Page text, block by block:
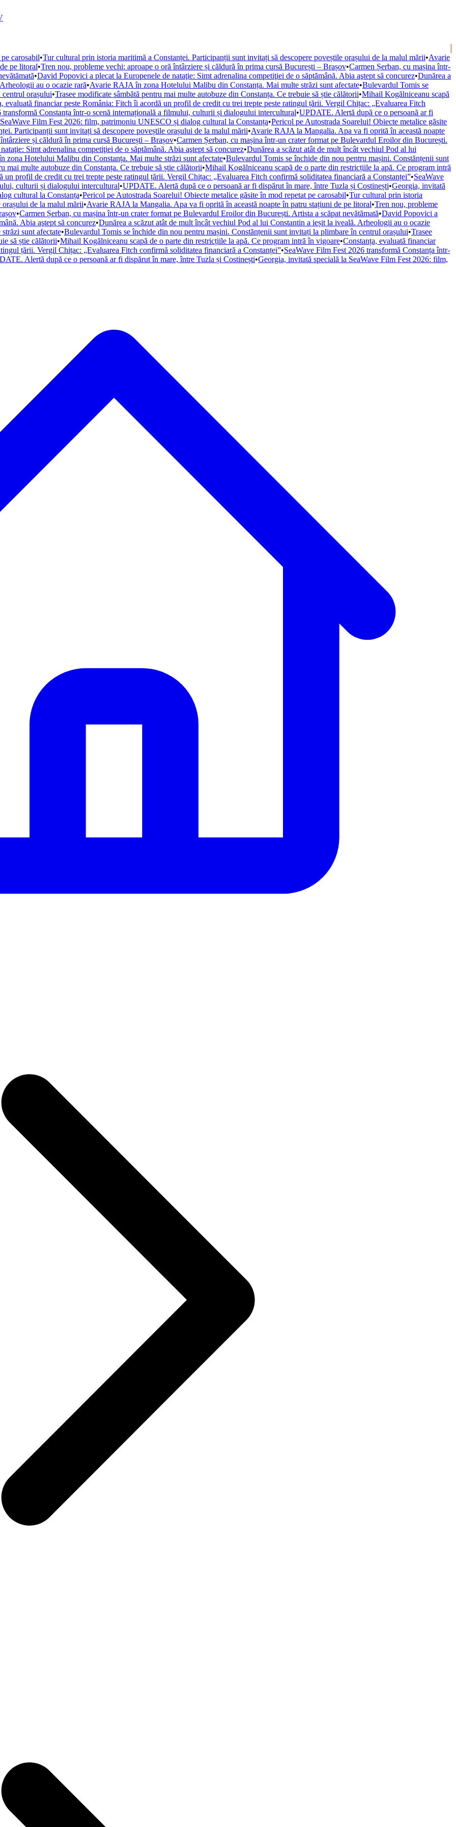
carosabil•Tur cultural prin istoria maritimă a Constanței. Participanții sunt invitați să descopere poveștile orașului de la malul mării•Avarie
pe litoral•Tren nou, probleme vechi: aproape o oră întârziere și căldură în prima cursă București – Brașov•Carmen Șerban, cu mașina într-
•David Popovici a plecat la Europenele de nataţie: Simt adrenalina competiţiei de o săptămână. Abia aştept să concurez•Dunărea a
au o ocazie rară•Avarie RAJA în zona Hotelului Malibu din Constanța. Mai multe străzi sunt afectate•Bulevardul Tomis se
orașului•Trasee modificate sâmbătă pentru mai multe autobuze din Constanța. Ce trebuie să știe călătorii•Mihail Kogălniceanu scapă
evaluată financiar peste România: Fitch îi acordă un profil de credit cu trei trepte peste ratingul țării. Vergil Chițac: „Evaluarea Fitch
transformă Constanța într-o scenă internațională a filmului, culturii și dialogului intercultural•UPDATE. Alertă după ce o persoană ar fi
Film Fest 2026: film, patrimoniu UNESCO și dialog cultural la Constanța•Pericol pe Autostrada Soarelui! Obiecte metalice găsite
Participanții sunt invitați să descopere poveștile orașului de la malul mării•Avarie RAJA la Mangalia. Apa va fi oprită în această noapte
și căldură în prima cursă București – Brașov•Carmen Șerban, cu mașina într-un crater format pe Bulevardul Eroilor din București.
Simt adrenalina competiţiei de o săptămână. Abia aştept să concurez•Dunărea a scăzut atât de mult încât vechiul Pod al lui
zona Hotelului Malibu din Constanța. Mai multe străzi sunt afectate•Bulevardul Tomis se închide din nou pentru mașini. Constănțenii sunt
mai multe autobuze din Constanța. Ce trebuie să știe călătorii•Mihail Kogălniceanu scapă de o parte din restricțiile la apă. Ce program intră
un profil de credit cu trei trepte peste ratingul țării. Vergil Chițac: „Evaluarea Fitch confirmă soliditatea financiară a Constanței”•SeaWave
culturii și dialogului intercultural•UPDATE. Alertă după ce o persoană ar fi dispărut în mare, între Tuzla și Costinești•Georgia, invitată
cultural la Constanța•Pericol pe Autostrada Soarelui! Obiecte metalice găsite în mod repetat pe carosabil•Tur cultural prin istoria
orașului de la malul mării•Avarie RAJA la Mangalia. Apa va fi oprită în această noapte în patru stațiuni de pe litoral•Tren nou, probleme
•Carmen Șerban, cu mașina într-un crater format pe Bulevardul Eroilor din București. Artista a scăpat nevătămată•David Popovici a
Abia aştept să concurez•Dunărea a scăzut atât de mult încât vechiul Pod al lui Constantin a ieșit la iveală. Arheologii au o ocazie
sunt afectate•Bulevardul Tomis se închide din nou pentru mașini. Constănțenii sunt invitați la plimbare în centrul orașului•Trasee
să știe călătorii•Mihail Kogălniceanu scapă de o parte din restricțiile la apă. Ce program intră în vigoare•Constanța, evaluată financiar
țării. Vergil Chițac: „Evaluarea Fitch confirmă soliditatea financiară a Constanței”•SeaWave Film Fest 2026 transformă Constanța într-
Alertă după ce o persoană ar fi dispărut în mare, între Tuzla și Costinești•Georgia, invitată specială la SeaWave Film Fest 2026: film,